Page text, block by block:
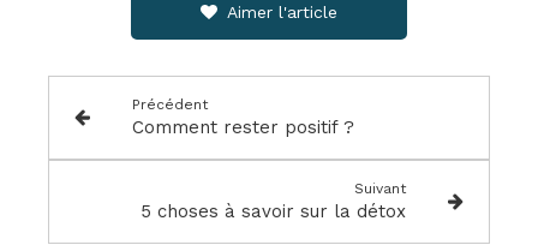
Aimer l'article
Précédent
Comment rester positif ?
Suivant
5 choses à savoir sur la détox